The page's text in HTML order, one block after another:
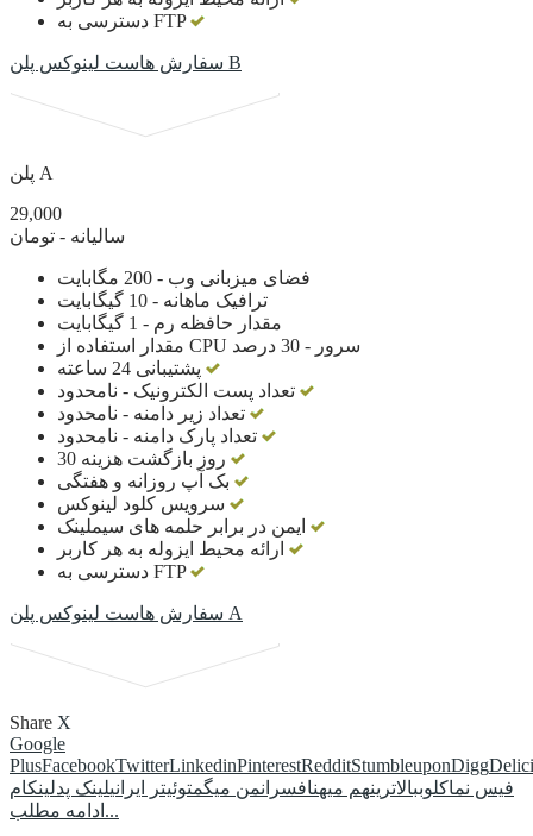
دسترسی به FTP
سفارش هاست لینوکس پلن B
پلن A
29,000
سالیانه - تومان
فضای میزبانی وب - 200 مگابایت
ترافیک ماهانه - 10 گیگابایت
مقدار حافظه رم - 1 گیگابایت
مقدار استفاده از CPU سرور - 30 درصد
دسترسی به FTP
سفارش هاست لینوکس پلن A
Share X
Google
PlusFacebookTwitterLinkedinPinterestRedditStumbleuponDigg
فیس نماکلوببالاترینهم میهنافسرانمن میگمتوئیتر ایرانیلینک پدلینکام
ادامه مطلب...